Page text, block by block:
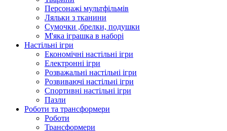
Персонажі мультфільмів
Ляльки з тканини
Сумочки ,брелки, подушки
М'яка іграшка в наборі
Настільні ігри
Економічні настільні ігри
Електронні ігри
Розважальні настільні ігри
Розвиваючі настільні ігри
Спортивні настільні ігри
Пазли
Роботи та трансформери
Роботи
Трансформери